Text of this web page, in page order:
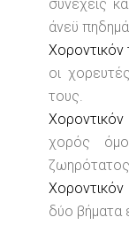
συνεχείς
άνεϋ
Χοροντικόν
οι
τους.
χορός
ζωηρότατος
Χοροντικόν
δύο βήματα